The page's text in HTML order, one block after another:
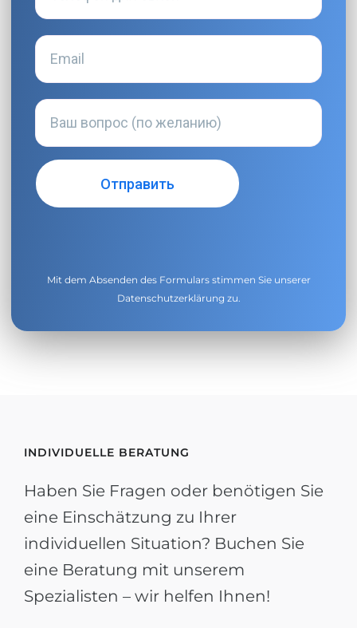
Mit dem Absenden des Formulars stimmen Sie unserer
Datenschutzerklärung zu.
INDIVIDUELLE BERATUNG
Haben Sie Fragen oder benötigen Sie
eine Einschätzung zu Ihrer
individuellen Situation? Buchen Sie
eine Beratung mit unserem
Spezialisten – wir helfen Ihnen!